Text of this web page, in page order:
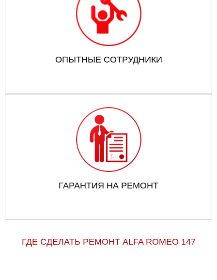
ОПЫТНЫЕ СОТРУДНИКИ
ГАРАНТИЯ НА РЕМОНТ
ГДЕ СДЕЛАТЬ РЕМОНТ ALFA ROMEO 147